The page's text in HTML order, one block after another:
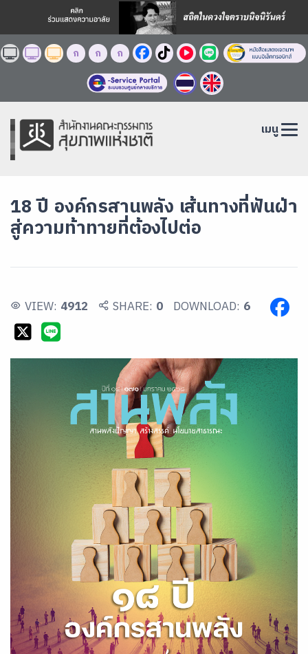
ก ก ก
เมนู
18 ปี องค์กรสานพลัง เส้นทางที่ฟันฝ่า
สู่ความท้าทายที่ต้องไปต่อ
VIEW: 4912 SHARE: 0 DOWNLOAD: 6